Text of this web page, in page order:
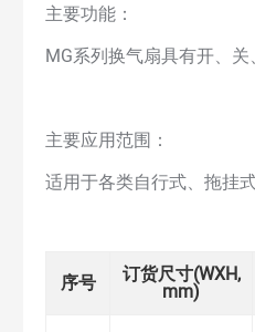
主要功能：
MG系列换气扇具有开、
主要应用范围：
适用于各类自行式、拖挂
序号
订货尺寸(WXH,
mm)